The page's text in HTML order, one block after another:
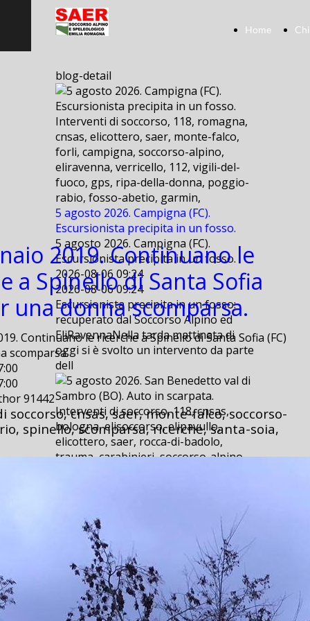
Home
blog-detail
Interventi di soccorso, 118, romagna,
cnsas, elicottero, saer, monte-falco,
forli, campigna, soccorso-alpino,
eliravenna, verricello, 112, vigili-del-
fuoco, gps, ripa-della-donna, poggio-
rabio, fosso-abetio, garmin,
5 agosto 2026. Campigna (FC).
Escursionista precipita in un fosso.
5 agosto 2026. Campigna (FC).
Escursionista precipita in un fosso.
2026-08-06 09:24
2026-08-06 09:24
Escursionista precipita in un fosso:
recuperato dal Soccorso Alpino ed
EliRavennaNella tarda mattinata di
oggi si è svolto un intervento da parte
dell
Interventi di soccorso, 118, cnsas,
bologna, elisoccorso, elipavullo,
elicottero, saer, rocca-di-badolo,
trauma, carabinieri, soccorso-alpino,
5 agosto 2026. San Benedetto val di
Sambro (BO). Auto in scarpata.
5 agosto 2026. San Benedetto val di
Sambro (BO). Auto in scarpata.
2026-08-06 09:20
2026-08-06 09:20
E’ successo ieri, poco dopo le ore 15,
2019. Continuano le
a Spinello di Santa Sofia
una donna scomparsa.
Continuano le ricerche a Spinello di Santa Sofia (FC)
scomparsa.
91442
soccorso, cnsas, saer, monte-falco, soccorso-
spinello, scomparsa, ricerche, santa-soia,